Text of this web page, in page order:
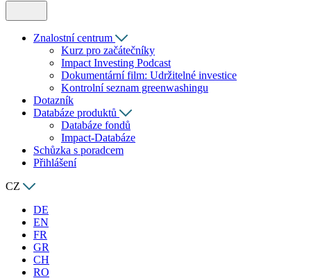
Znalostní centrum
Kurz pro začátečníky
Impact Investing Podcast
Dokumentární film: Udržitelné investice
Kontrolní seznam greenwashingu
Dotazník
Databáze produktů
Databáze fondů
Impact-Databáze
Schůzka s poradcem
Přihlášení
CZ
DE
EN
FR
GR
CH
RO